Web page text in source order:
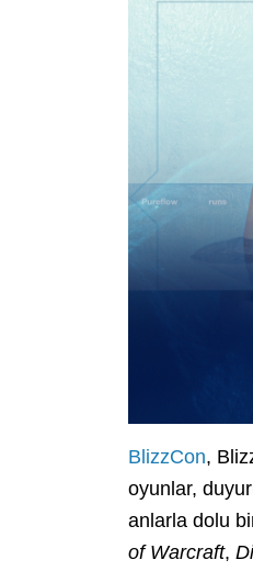
BlizzCon,
oyunlar,
anlarla dolu
of Warcraft,